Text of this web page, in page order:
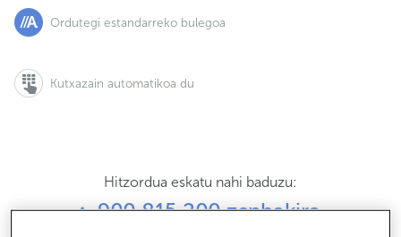
Ordutegi estandarreko bulegoa
Kutxazain automatikoa du
Hitzordua eskatu nahi baduzu:
900 815 200 zenbakira